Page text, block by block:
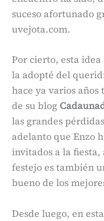
suceso afortunado
uvejota.com.
Por cierto, esta
la adopté del
hace ya varios
de su blog
las grandes
adelanto que Enzo
invitados a la fiesta,
festejo es también
bueno de los
Desde luego, en